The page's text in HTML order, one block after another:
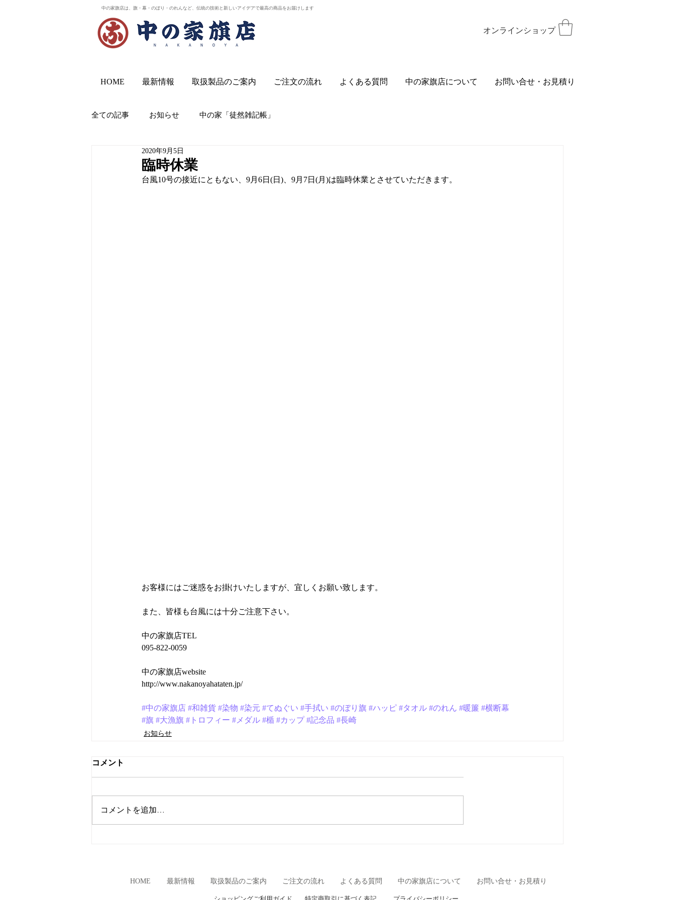
中の家旗店は、旗・幕・のぼり・のれんなど、伝統の技術と新しいアイデアで最高の商品をお届けします
オンラインショップ
HOME 最新情報 取扱製品のご案内 ご注文の流れ よくある質問 中の家旗店について お問い合せ・お見積り
全ての記事 お知らせ 中の家「徒然雑記帳」
臨時休業
2020年9月5日
台風10号の接近にともない、9月6日(日)、9月7日(月)は臨時休業とさせていただきます。
お客様にはご迷惑をお掛けいたしますが、宜しくお願い致します。
また、皆様も台風には十分ご注意下さい。
中の家旗店TEL
095-822-0059
中の家旗店website
http://www.nakanoyahataten.jp/
#中の家旗店 #和雑貨 #染物 #染元 #てぬぐい #手拭い #のぼり旗 #ハッピ #タオル #のれん #暖簾 #横断幕
#旗 #大漁旗 #トロフィー #メダル #楯 #カップ #記念品 #長崎
お知らせ
コメント
コメントを追加…
HOME 最新情報 取扱製品のご案内 ご注文の流れ よくある質問 中の家旗店について お問い合せ・お見積り